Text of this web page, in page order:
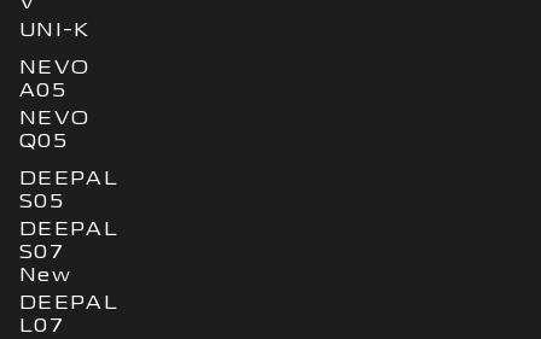
UNI-K
NEVO
A05
NEVO
Q05
DEEPAL
S05
DEEPAL
S07
New
DEEPAL
L07